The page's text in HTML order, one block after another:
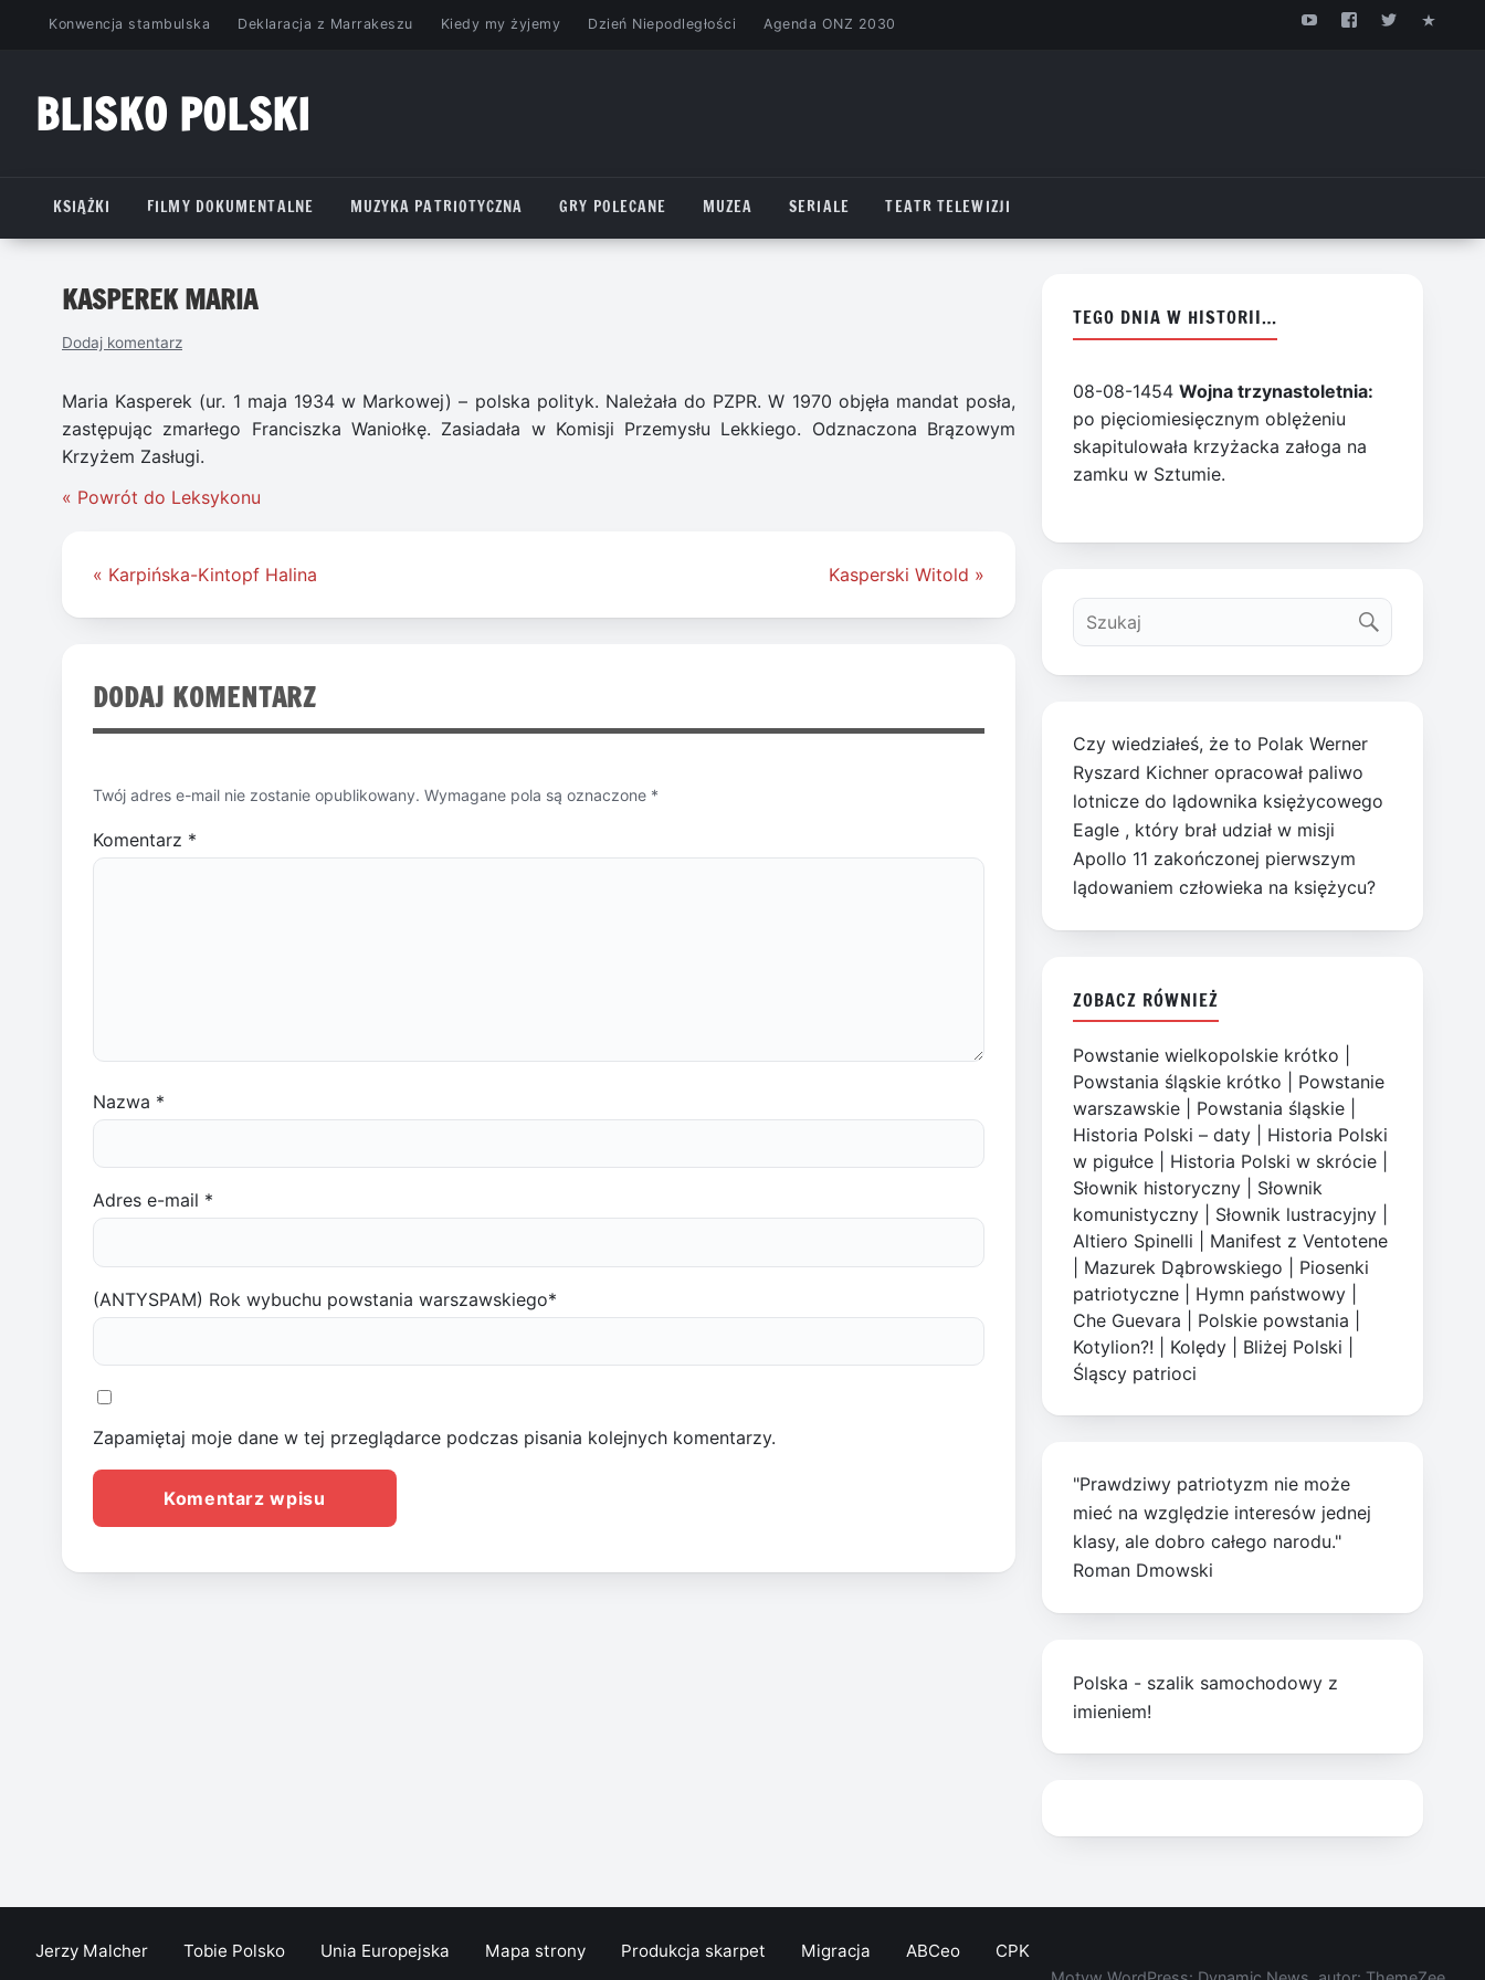
PrzejdźKonwencja stambulska Deklaracja z Marrakeszu Kiedy my żyjemy Dzień Niepodległości Agenda ONZ 2030
BLISKO POLSKI
KSIĄŻKI
FILMY DOKUMENTALNE MUZYKA PATRIOTYCZNA GRY POLECANE MUZEA SERIALE TEATR TELEWIZJI
KASPEREK MARIA
Dodaj komentarz
Maria Kasperek (ur. 1 maja 1934 w Markowej) – polska polityk. Należała do PZPR. W 1970 objęła mandat posła,
zastępując zmarłego Franciszka Waniołkę. Zasiadała w Komisji Przemysłu Lekkiego. Odznaczona Brązowym
Krzyżem Zasługi.
« Powrót do Leksykonu
Nawigacja
« Karpińska-Kintopf Halina Kasperski Witold »
DODAJ KOMENTARZ
Twój adres e-mail nie zostanie opublikowany. Wymagane pola są oznaczone *
Komentarz *
Nazwa *
Adres e-mail *
(ANTYSPAM) Rok wybuchu powstania warszawskiego*
Zapamiętaj moje dane w tej przeglądarce podczas pisania kolejnych komentarzy.
TEGO DNIA W HISTORII…
08-08-1454Wojna trzynastoletnia:
po pięciomiesięcznym oblężeniu
skapitulowała krzyżacka załoga na
zamku w Sztumie.
Czy wiedziałeś, że to Polak Werner
Ryszard Kichner opracował paliwo
lotnicze do lądownika księżycowego
Eagle , który brał udział w misji
Apollo 11 zakończonej pierwszym
lądowaniem człowieka na księżycu?
ZOBACZ RÓWNIEŻ
Powstanie wielkopolskie krótko
Powstania śląskie krótko
Powstanie
warszawskie
Powstania śląskie
Historia Polski – daty
Historia Polski
w pigułce
Historia Polski w skrócie
Słownik historyczny
Słownik
komunistyczny
Słownik lustracyjny
Altiero Spinelli
Manifest z Ventotene
Mazurek Dąbrowskiego
Piosenki
patriotyczne
Hymn państwowy
Che Guevara
Polskie powstania
Kotylion?!
Kolędy Bliżej Polski
Śląscy patrioci
"Prawdziwy patriotyzm nie może
mieć na względzie interesów jednej
klasy, ale dobro całego narodu."
Roman Dmowski
Polska - szalik samochodowy z
imieniem!
Jerzy Malcher Tobie Polsko Unia Europejska Mapa strony Produkcja skarpet Migracja ABCeo CPK